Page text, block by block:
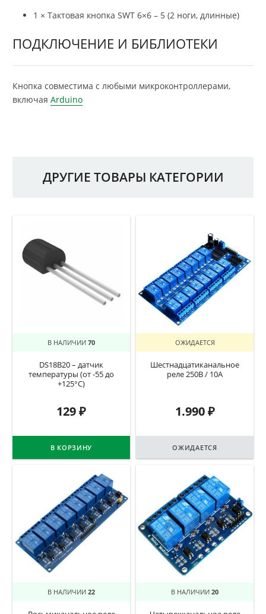
1 × Тактовая кнопка SWT 6×6 – 5 (2 ноги, длинные)
ПОДКЛЮЧЕНИЕ И БИБЛИОТЕКИ
Кнопка совместима с любыми микроконтроллерами,
включая Arduino
ДРУГИЕ ТОВАРЫ КАТЕГОРИИ
В НАЛИЧИИ 70
DS18B20 – датчик
температуры (от -55 до
+125°C)
129₽
В КОРЗИНУ
ОЖИДАЕТСЯ
Шестнадцатиканальное
реле 250В / 10А
1.990₽
ОЖИДАЕТСЯ
В НАЛИЧИИ 22 В НАЛИЧИИ 20